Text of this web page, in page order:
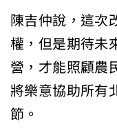
陳吉仲說，這
權，但是期待
營，才能照顧
將樂意協助所
節。